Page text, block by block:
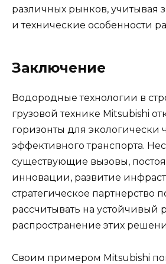
различных рынков, учитывая
и технические особенности
Заключение
Водородные технологии в
грузовой технике Mitsubishi
горизонты для экологически
эффективного транспорта.
существующие вызовы,
инновации, развитие
стратегическое партнерство
рассчитывать на устойчивый
распространение этих
Своим примером Mitsubishi